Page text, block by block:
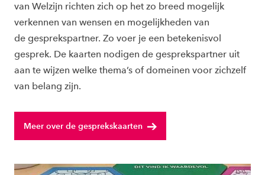
van Welzijn richten zich op het zo breed mogelijk
verkennen van wensen en mogelijkheden van
de gesprekspartner. Zo voer je een betekenisvol
gesprek. De kaarten nodigen de gesprekspartner uit
aan te wijzen welke thema’s of domeinen voor zichzelf
van belang zijn.
Meer over de gesprekskaarten